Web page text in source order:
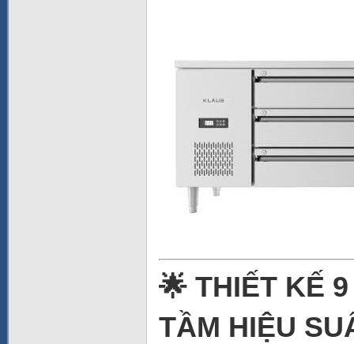
🌟 THIẾT KẾ
TẦM HIỆU